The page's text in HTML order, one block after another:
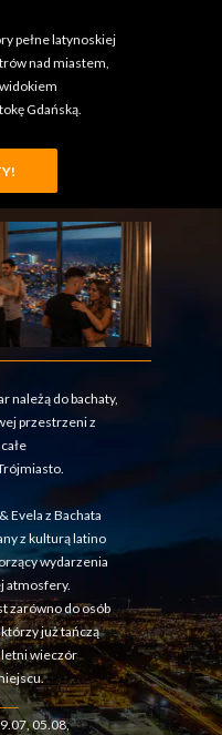
pełne latynoskiej
nad miastem,
Gdańską.
należą do bachaty,
przestrzeni z
Evela z Bachata
z kulturą latino
wydarzenia
atmosfery.
zarówno do osób
już tańczą
letni wieczór
05.08,